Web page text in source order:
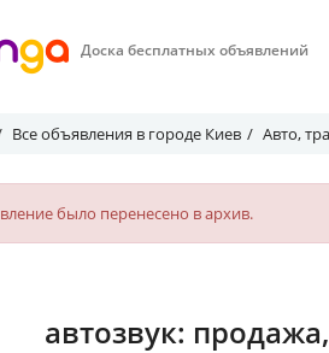
Доска бесплатных объявлений
Все объявления в городе Киев Авто,
было перенесено в архив.
автозвук: